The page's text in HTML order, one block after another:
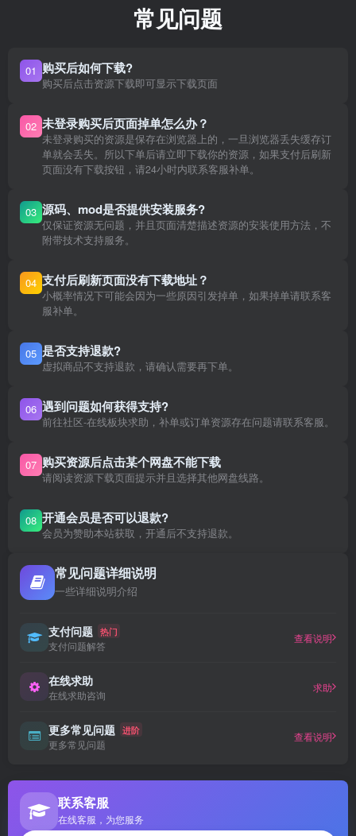
常见问题
01 购买后如何下载?
购买后点击资源下载即可显示下载页面
02 未登录购买后页面掉单怎么办？
未登录购买的资源是保存在浏览器上的，一旦浏览器丢失缓存订
单就会丢失。所以下单后请立即下载你的资源，如果支付后刷新
页面没有下载按钮，请24小时内联系客服补单。
03 源码、mod是否提供安装服务?
仅保证资源无问题，并且页面清楚描述资源的安装使用方法，不
附带技术支持服务。
04 支付后刷新页面没有下载地址？
小概率情况下可能会因为一些原因引发掉单，如果掉单请联系客
服补单。
05 是否支持退款?
虚拟商品不支持退款，请确认需要再下单。
06 遇到问题如何获得支持?
前往社区-在线板块求助，补单或订单资源存在问题请联系客服。
07 购买资源后点击某个网盘不能下载
请阅读资源下载页面提示并且选择其他网盘线路。
08 开通会员是否可以退款?
会员为赞助本站获取，开通后不支持退款。
常见问题详细说明
一些详细说明介绍
支付问题 热门
支付问题解答
查看说明
在线求助
在线求助咨询
求助
更多常见问题 进阶
更多常见问题
查看说明
联系客服
在线客服，为您服务